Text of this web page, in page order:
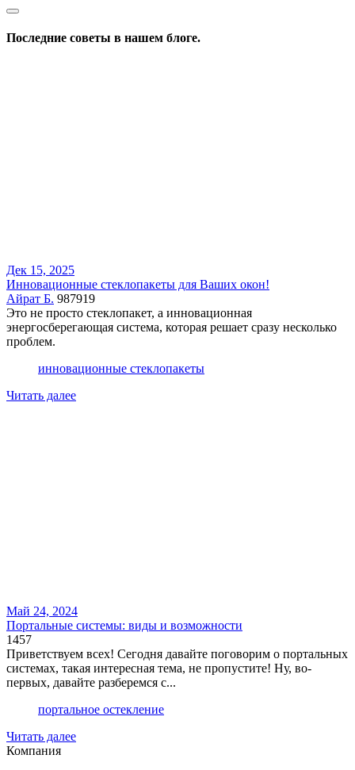
Последние советы в нашем блоге.
Дек 15, 2025
Инновационные стеклопакеты для Ваших окон!
Айрат Б. 987919
Это не просто стеклопакет, а инновационная
энергосберегающая система, которая решает сразу несколько
проблем.
инновационные стеклопакеты
Читать далее
Май 24, 2024
Портальные системы: виды и возможности
1457
Приветствуем всех! Сегодня давайте поговорим о портальных
системах, такая интересная тема, не пропустите! Ну, во-
первых, давайте разберемся с...
портальное остекление
Читать далее
Компания